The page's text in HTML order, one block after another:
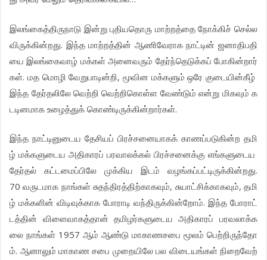
இலங்கைத்திருநாடு இன்று புதியதொரு மாற்றத்தை நோக்கிச் செல்ல
விருக்கின்றது. இந்த மாற்றத்தின் ஆணிவேராக நாட்டின் ஜனாதிபதி
யை இலங்கைவாழ் மக்கள் அனைவரும் தேர்ந்தெடுக்கப் போகின்றார்
கள். மத மொழி வேறுபாடின்றி, மூவின மக்களும் ஒரே குடையின்கீழ்
இந்த தேர்தலிலே வெற்றி வெற்றிகொள்ள வேண்டும் என்று மிகவும் க
டடினமாக உழைத்துக் கொண்டிருக்கின்றார்கள்.
இந்த நாட்டினுடைய தேசியப் பிரச்சனையாகக் காணப்படுகின்ற தமி
ழ் மக்களுடைய அதிகாரப் பரவாலக்கல் பிரச்சனைக்கு எங்களுடைய
தேர்தல்
கட்டமைப்பிலே முக்கிய இடம் வழங்கப்பட்டிருக்கின்றது.
70வருடமாக நாங்கள் சுதந்திரத்திற்காகவும், சுயாட்சிக்காகவும், தமி
ழ் மக்களின் விடிவுக்காக போராடி வந்திருக்கின்றோம். இந்த போராட்
டத்தின்
விளைவாகத்தான் தமிழர்களுடைய அதிகாரப்
பரவலாக்க
லை நாங்கள் 1957ஆம் ஆண்டு மாகாணசபை மூலம் பெற்றிருந்தோ
ம். ஆனாலும் மாகாண சபை முறையிலே பல விடையங்கள் நிறைவேற்